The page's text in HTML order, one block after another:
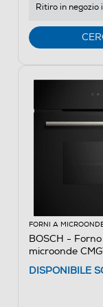
Ritiro in
FORNI A
BOSCH -
microonde
DISPONIBILE